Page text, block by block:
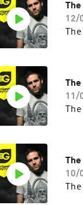
12/
11/
10/